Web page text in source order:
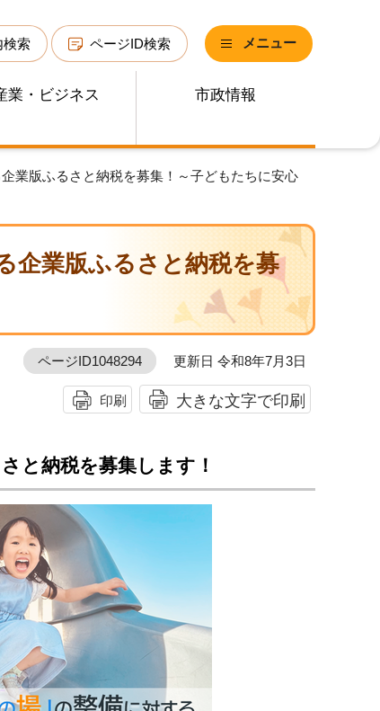
検索 ページID検索 メニュー
業・ビジネス 市政情報
業版ふるさと納税を募集！～子どもたちに安心
企業版ふるさと納税を募
ページID1048294 更新日 令和8年7月3日
印刷 大きな文字で印刷
と納税を募集します！